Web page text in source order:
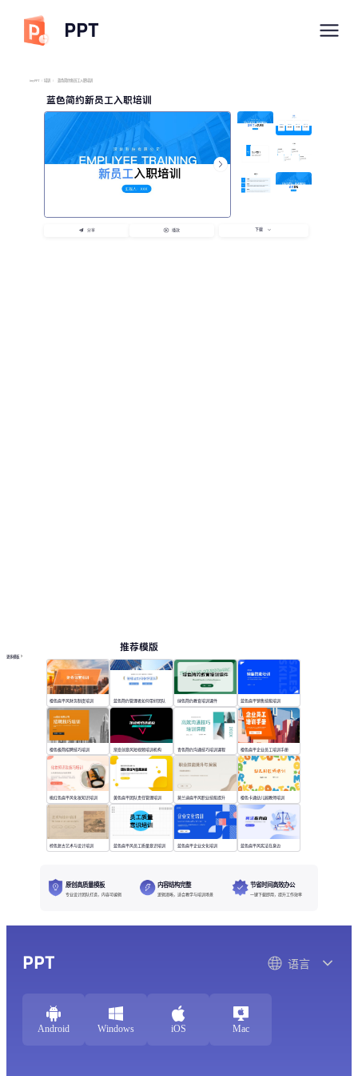
PPT
imyPPT / 培训 / 蓝色简约新员工入职培训
蓝色简约新员工入职培训
分享 播放 下载
推荐模版
更多模板
橙色扁平风财务制度培训 蓝色简约管理者如何带好团队 绿色简约教育培训课件 蓝色扁平销售技能培训
橙色极简招聘技巧培训 渐变创意风短视频培训机构 青色简约沟通技巧培训课程 橙色扁平企业员工培训手册
桃红色扁平风化妆知识培训 黄色扁平团队责任管理培训 莫兰迪扁平风职业技能提升 橙色卡通幼儿园教师培训
棕色复古艺术与设计培训 蓝色扁平风员工质量意识培训 蓝色扁平企业文化培训 蓝色扁平风宪法在身边
原创高质量模板
专业设计团队打造，内容可编辑
内容结构完整
逻辑清晰，适合教学与培训场景
节省时间高效办公
一键下载即用，提升工作效率
PPT 语言
Android Windows iOS Mac